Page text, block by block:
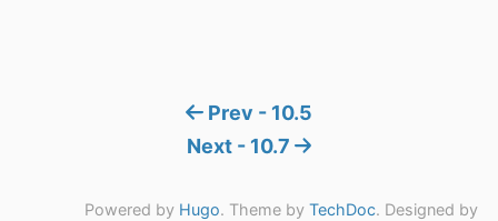
Prev - 10.5
Next - 10.7
Powered by Hugo. Theme by TechDoc. Designed by